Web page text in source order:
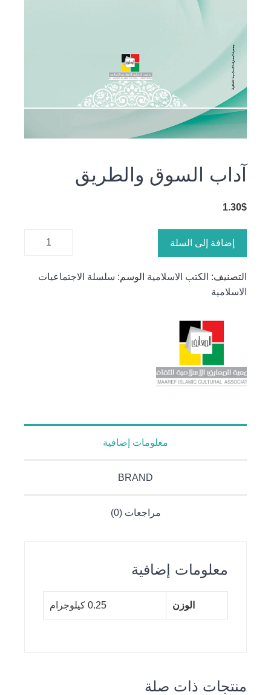
آداب السوق والطريق
1.30$
كمية آداب
إضافة إلى السلة
التصنيف: الكتب الاسلامية الوسم: سلسلة الاجتماعيات
الاسلامية
معلومات إضافية
BRAND
مراجعات (0)
معلومات إضافية
الوزن 0.25 كيلوجرام
منتجات ذات صلة